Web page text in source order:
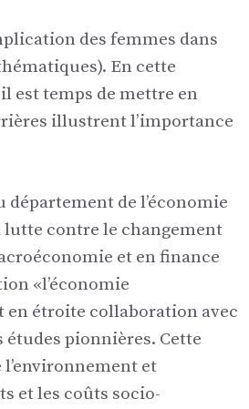
des femmes dans
En cette
est temps de mettre en
illustrent l’importance
de l’économie
lutte contre le changement
et en finance
«l’économie
en étroite collaboration avec
pionnières. Cette
et
et les coûts socio-